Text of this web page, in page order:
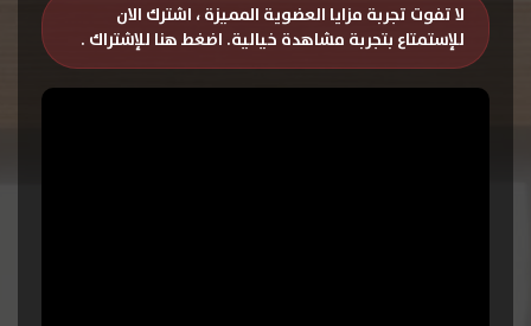
لا تفوت تجربة مزايا العضوية المميزة ، اشترك الان
للإستمتاع بتجربة مشاهدة خيالية. اضغط هنا للإشتراك .